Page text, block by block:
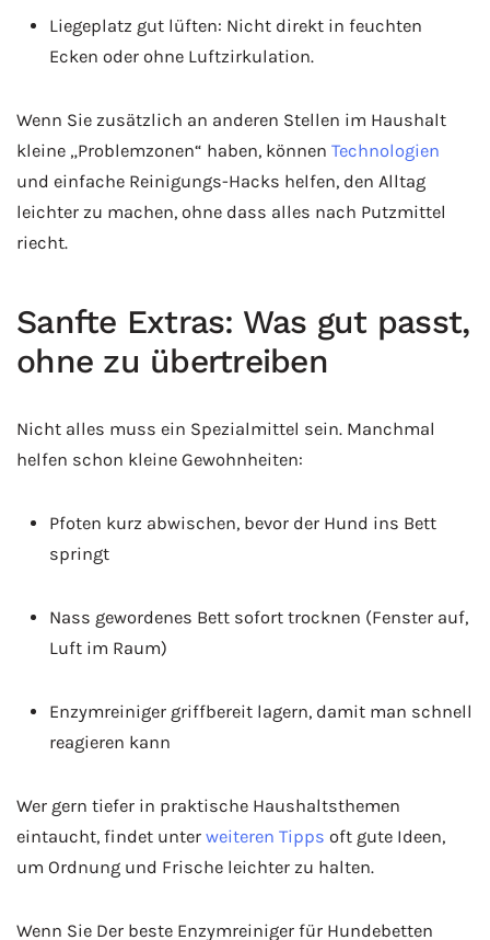
Liegeplatz gut lüften: Nicht direkt in feuchten
Ecken oder ohne Luftzirkulation.
Wenn Sie zusätzlich an anderen Stellen im Haushalt
kleine „Problemzonen“ haben, können Technologien
und einfache Reinigungs-Hacks helfen, den Alltag
leichter zu machen, ohne dass alles nach Putzmittel
riecht.
Sanfte Extras: Was gut passt,
ohne zu übertreiben
Nicht alles muss ein Spezialmittel sein. Manchmal
helfen schon kleine Gewohnheiten:
Pfoten kurz abwischen, bevor der Hund ins Bett
springt
Nass gewordenes Bett sofort trocknen (Fenster auf,
Luft im Raum)
Enzymreiniger griffbereit lagern, damit man schnell
reagieren kann
Wer gern tiefer in praktische Haushaltsthemen
eintaucht, findet unter weiteren Tipps oft gute Ideen,
um Ordnung und Frische leichter zu halten.
Wenn Sie Der beste Enzymreiniger für Hundebetten